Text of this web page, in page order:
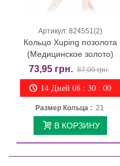
Артикул: 824551(2)
Кольцо Xuping позолота
(Медицинское золото)
73,95 грн. 87,00 грн.
14 Дней 08 : 29 : 58
Размер Кольца : 21
В КОРЗИНУ